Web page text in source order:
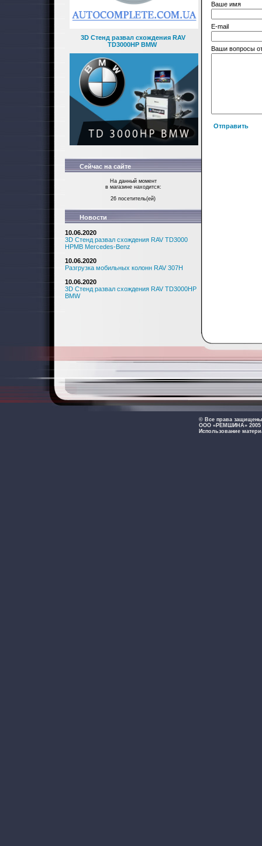
3D Стенд развал схождения RAV
TD3000HP BMW
Сейчас на сайте
На данный момент
в магазине находится:
26 посетитель(ей)
Новости
10.06.2020
3D Стенд развал схождения RAV TD3000
HPMB Mercedes-Benz
10.06.2020
Разгрузка мобильных колонн RAV 307H
10.06.2020
3D Стенд развал схождения RAV TD3000HP
BMW
Ваше имя
E-mail
Ваши вопросы
Отправить
© Все права защищены
ООО «РЕМШИНА» 2005
Использование